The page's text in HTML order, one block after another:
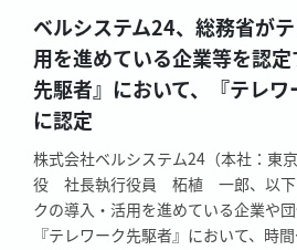
ベルシステム24、総務省が
用を進めている企業等を認
先駆者』において、『テレワ
に認定
株式会社ベルシステム24（本社：東
役 社長執行役員 柘植 一郎、以下
クの導入・活用を進めている企業や
『テレワーク先駆者』において、時